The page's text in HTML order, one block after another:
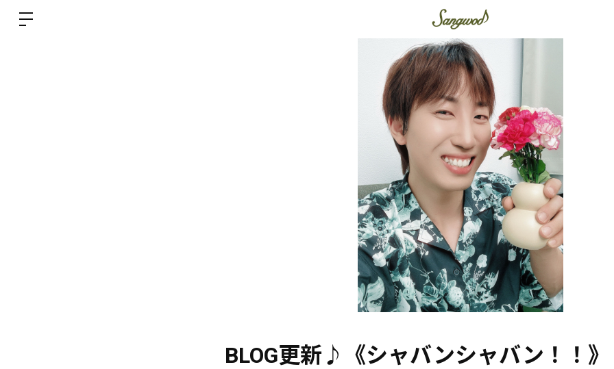
BLOG更新♪《シャバンシャバン！！》